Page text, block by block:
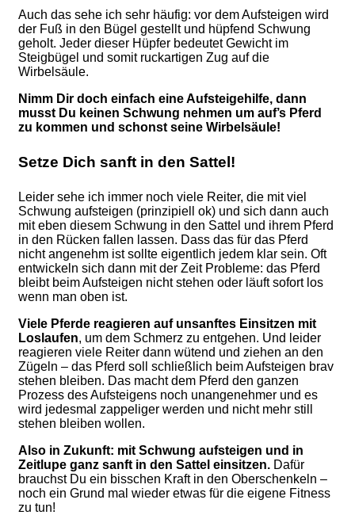
Auch das sehe ich sehr häufig: vor dem Aufsteigen wird
der Fuß in den Bügel gestellt und hüpfend Schwung
geholt. Jeder dieser Hüpfer bedeutet Gewicht im
Steigbügel und somit ruckartigen Zug auf die
Wirbelsäule.
Nimm Dir doch einfach eine Aufsteigehilfe, dann
musst Du keinen Schwung nehmen um auf’s Pferd
zu kommen und schonst seine Wirbelsäule!
Setze Dich sanft in den Sattel!
Leider sehe ich immer noch viele Reiter, die mit viel
Schwung aufsteigen (prinzipiell ok) und sich dann auch
mit eben diesem Schwung in den Sattel und ihrem Pferd
in den Rücken fallen lassen. Dass das für das Pferd
nicht angenehm ist sollte eigentlich jedem klar sein. Oft
entwickeln sich dann mit der Zeit Probleme: das Pferd
bleibt beim Aufsteigen nicht stehen oder läuft sofort los
wenn man oben ist.
Viele Pferde reagieren auf unsanftes Einsitzen mit
Loslaufen, um dem Schmerz zu entgehen. Und leider
reagieren viele Reiter dann wütend und ziehen an den
Zügeln – das Pferd soll schließlich beim Aufsteigen brav
stehen bleiben. Das macht dem Pferd den ganzen
Prozess des Aufsteigens noch unangenehmer und es
wird jedesmal zappeliger werden und nicht mehr still
stehen bleiben wollen.
Also in Zukunft: mit Schwung aufsteigen und in
Zeitlupe ganz sanft in den Sattel einsitzen. Dafür
brauchst Du ein bisschen Kraft in den Oberschenkeln –
noch ein Grund mal wieder etwas für die eigene Fitness
zu tun!